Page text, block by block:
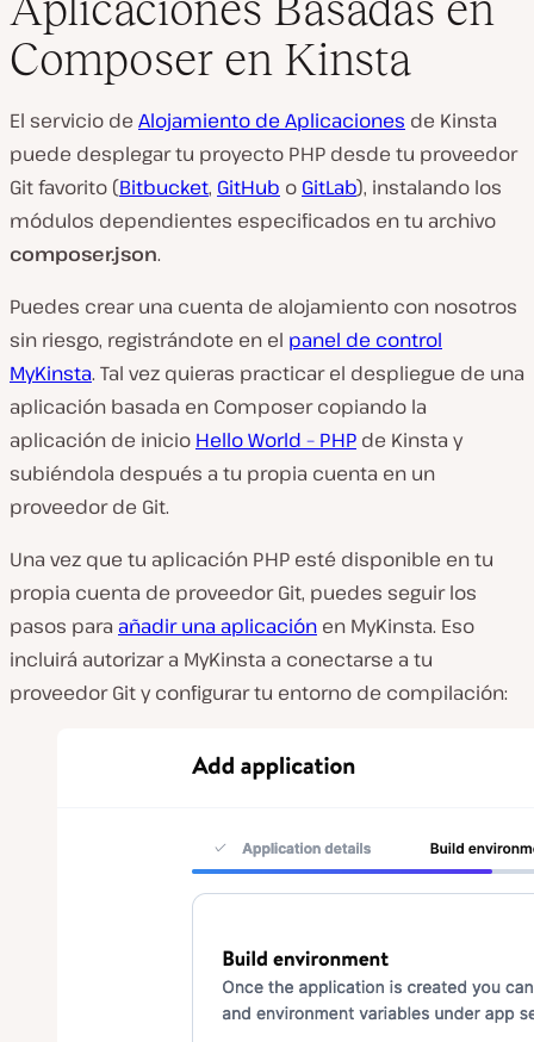
Composer en Kinsta
El servicio de Alojamiento de Aplicaciones de Kinsta
puede desplegar tu proyecto PHP desde tu proveedor
Git favorito (Bitbucket, GitHub o GitLab), instalando los
módulos dependientes especificados en tu archivo
composer.json.
Puedes crear una cuenta de alojamiento con nosotros
sin riesgo, registrándote en el panel de control
MyKinsta. Tal vez quieras practicar el despliegue de una
aplicación basada en Composer copiando la
aplicación de inicio Hello World – PHP de Kinsta y
subiéndola después a tu propia cuenta en un
proveedor de Git.
Una vez que tu aplicación PHP esté disponible en tu
propia cuenta de proveedor Git, puedes seguir los
pasos para añadir una aplicación en MyKinsta. Eso
incluirá autorizar a MyKinsta a conectarse a tu
proveedor Git y configurar tu entorno de compilación: